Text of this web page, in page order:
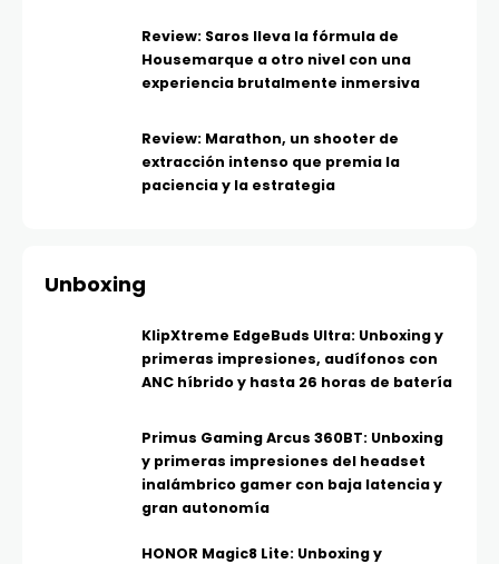
Review: Saros lleva la fórmula de
Housemarque a otro nivel con una
experiencia brutalmente inmersiva
Review: Marathon, un shooter de
extracción intenso que premia la
paciencia y la estrategia
Unboxing
KlipXtreme EdgeBuds Ultra: Unboxing y
primeras impresiones, audífonos con
ANC híbrido y hasta 26 horas de batería
Primus Gaming Arcus 360BT: Unboxing
y primeras impresiones del headset
inalámbrico gamer con baja latencia y
gran autonomía
HONOR Magic8 Lite: Unboxing y